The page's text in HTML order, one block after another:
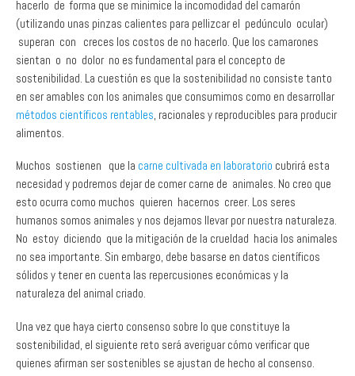
superan con creces los costos de no hacerlo. Que los camarones
sientan o no dolor no es fundamental para el concepto de
sostenibilidad. La cuestión es que la sostenibilidad no consiste tanto
en ser amables con los animales que consumimos como en desarrollar
métodos científicos rentables , racionales y reproducibles para producir
alimentos.
Muchos sostienen que la
esto ocurra como muchos quieren hacernos creer. Los seres
humanos somos animales y nos dejamos llevar por nuestra naturaleza.
No estoy diciendo que la mitigación de la crueldad hacia los animales
no sea importante. Sin embargo, debe basarse en datos científicos
sólidos y tener en cuenta las repercusiones económicas y la
naturaleza del animal criado.
Una vez que haya cierto consenso sobre lo que constituye la
quienes afirman ser sostenibles se ajustan de hecho al consenso.
VariasONGestán vendiendo sus planteamientos y, por el momento, no
existe un acuerdo generalizado y universal sobre si lo que defienden es